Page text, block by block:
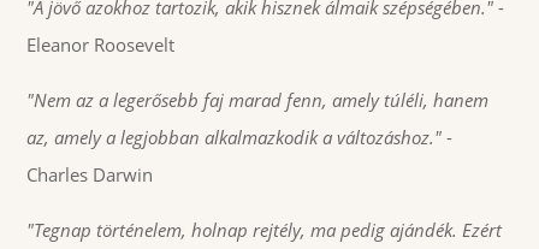
"A jövő azokhoz tartozik, akik hisznek álmaik szépségében." -
Eleanor Roosevelt
"Nem az a legerősebb faj marad fenn, amely túléli, hanem
az, amely a legjobban alkalmazkodik a változáshoz." -
Charles Darwin
"Tegnap történelem, holnap rejtély, ma pedig ajándék. Ezért